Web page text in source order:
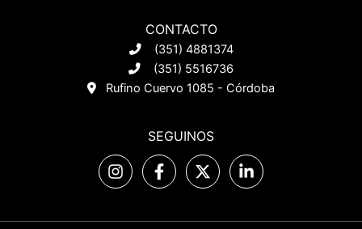
CONTACTO
(351) 4881374
(351) 5516736
Rufino Cuervo 1085 - Córdoba
SEGUINOS